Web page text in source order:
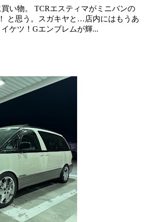
い物。 TCRエスティマがミニバンの
と思う。スガキヤと…店内にはもうあ
ケツ！Gエンブレムが輝...